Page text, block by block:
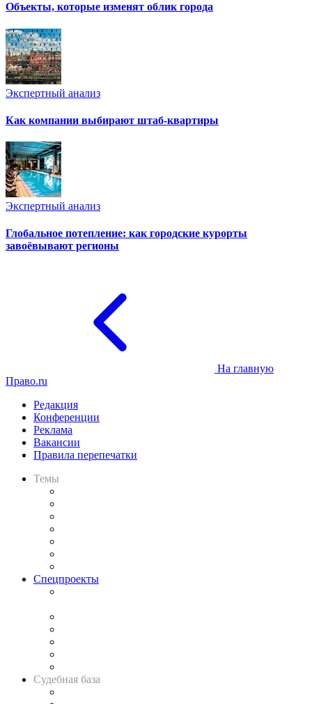
Объекты, которые изменят облик города
Экспертный анализ
Как компании выбирают штаб-квартиры
Экспертный анализ
Глобальное потепление: как городские курорты
завоёвывают регионы
На главную
Право.ru
Редакция
Конференции
Реклама
Вакансии
Правила перепечатки
Темы
Спецпроекты
Судебная база